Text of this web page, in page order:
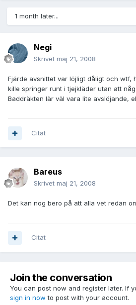
1 month later...
Negi
Skrivet maj 21, 2008
Fjärde avsnittet var löjligt dåligt och wtf,
kille springer runt i tjejkläder utan att
Baddräkten lär väl vara lite avslöjande,
Citat
Bareus
Skrivet maj 21, 2008
Det kan nog bero på att alla vet redan
Citat
Join the conversation
You can post now and register later. If
sign in now to post with your account.